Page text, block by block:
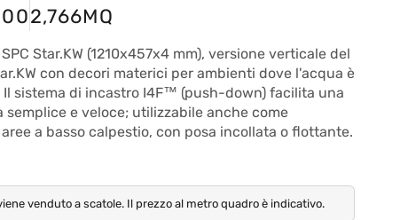
2,766MQ
Star.KW (1210x457x4 mm), versione verticale del
con decori materici per ambienti dove l'acqua è
sistema di incastro I4F™ (push-down) facilita una
semplice e veloce; utilizzabile anche come
a basso calpestio, con posa incollata o flottante.
venduto a scatole. Il prezzo al metro quadro è indicativo.